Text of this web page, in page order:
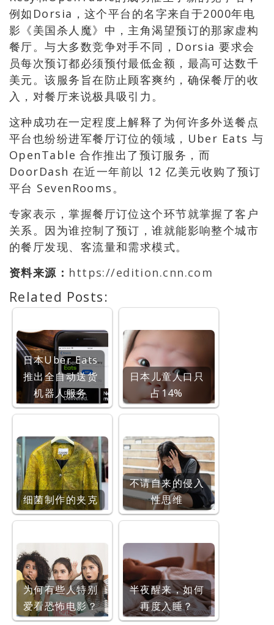
例如Dorsia，这个平台的名字来自于2000年电
影《美国杀人魔》中，主角渴望预订的那家虚构
餐厅。与大多数竞争对手不同，Dorsia 要求会
员每次预订都必须预付最低金额，最高可达数千
美元。该服务旨在防止顾客爽约，确保餐厅的收
入，对餐厅来说极具吸引力。
这种成功在一定程度上解释了为何许多外送餐点
平台也纷纷进军餐厅订位的领域，Uber Eats 与
OpenTable 合作推出了预订服务，而
DoorDash 在近一年前以 12 亿美元收购了预订
平台 SevenRooms。
专家表示，掌握餐厅订位这个环节就掌握了客户
关系。因为谁控制了预订，谁就能影响整个城市
的餐厅发现、客流量和需求模式。
资料来源： https://edition.cnn.com
Related Posts:
日本Uber Eats
推出全自动送货
机器人服务
日本儿童人口只
占14%
细菌制作的夹克
不请自来的侵入
性思维
为何有些人特别
爱看恐怖电影？
半夜醒来，如何
再度入睡？